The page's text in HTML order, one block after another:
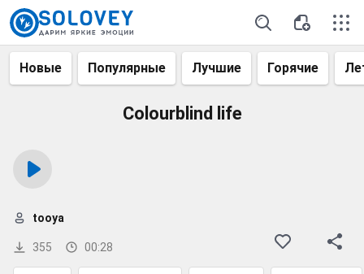
Новые Популярные Лучшие Горячие
Colourblind life
355 00:28
tooya